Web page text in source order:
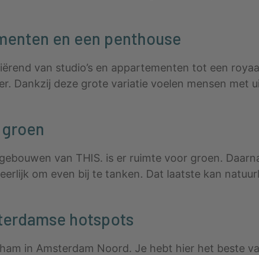
en een penthouse
van studio’s en appartementen tot een
Dankzij deze grote variatie voelen mensen met
van THIS. is er ruimte voor groen.
om even bij te tanken. Dat laatste kan
hotspots
in Amsterdam Noord. Je hebt hier het beste